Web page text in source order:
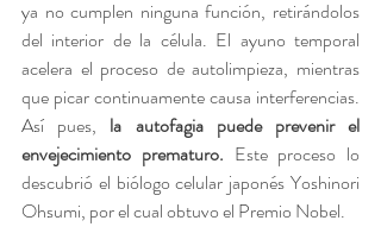
ya no cumplen ninguna función, retirándolos
del interior de la célula. El ayuno temporal
acelera el proceso de autolimpieza, mientras
que picar continuamente causa interferencias.
Así pues, la autofagia puede prevenir el
envejecimiento prematuro. Este proceso lo
descubrió el biólogo celular japonés Yoshinori
Ohsumi, por el cual obtuvo el Premio Nobel.